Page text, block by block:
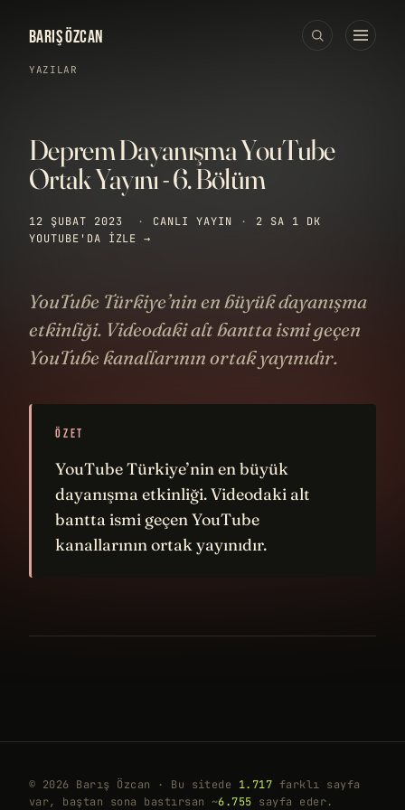
BARIŞ ÖZCAN
YAZILAR
Deprem Dayanışma YouTube
Ortak Yayını - 6. Bölüm
12 ŞUBAT 2023 · CANLI YAYIN ·
2 SA 1 DK
YOUTUBE'DA IZLE →
YouTube Türkiye’nin en büyük dayanışma
etkinliği. Videodaki alt bantta ismi geçen
YouTube kanallarının ortak yayınıdır.
ÖZET
YouTube Türkiye’nin en büyük
dayanışma etkinliği. Videodaki alt
bantta ismi geçen YouTube
kanallarının ortak yayınıdır.
© 2026 Barış Özcan · Bu sitede 1.717 farklı sayfa
var, baştan sona bastırsan ~6.755 sayfa eder.